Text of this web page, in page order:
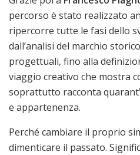
percorso è stato realizzato
ripercorre tutte le fasi dello
dall’analisi del marchio
progettuali, fino alla
viaggio creativo che mostra
soprattutto racconta
e appartenenza.
Perché cambiare il proprio
dimenticare il passato.